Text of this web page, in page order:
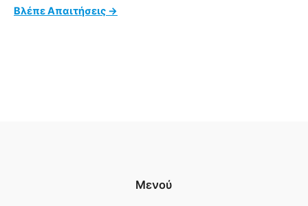
Βλέπε Απαιτήσεις →
Μενού